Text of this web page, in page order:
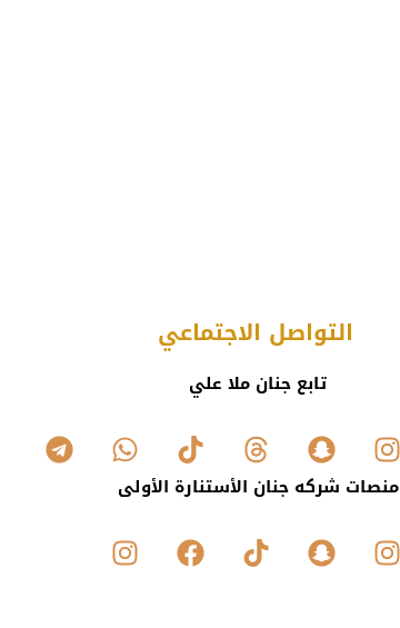
التواصل الاجتماعي
تابع جنان ملا علي
منصات شركه جنان الأستنارة الأولى